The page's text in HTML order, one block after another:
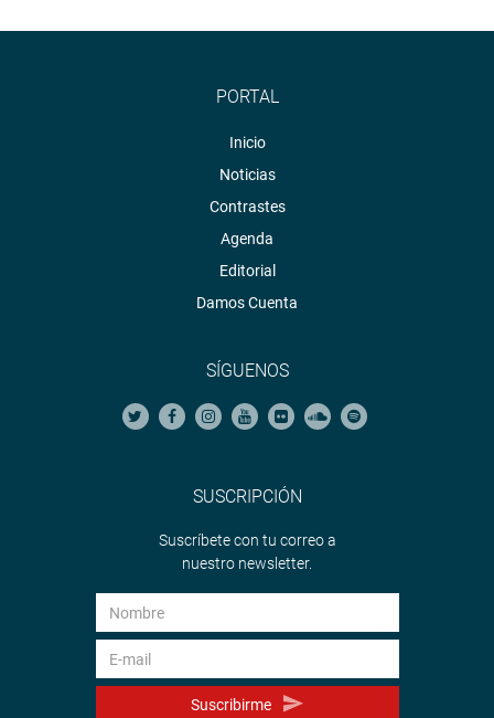
PORTAL
Inicio
Noticias
Contrastes
Agenda
Editorial
Damos Cuenta
SÍGUENOS
SUSCRIPCIÓN
Suscríbete con tu correo a
nuestro newsletter.
Suscribirme